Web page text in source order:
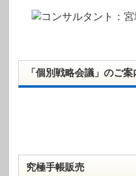
「個別戦略会議」のご案
究極手帳販売